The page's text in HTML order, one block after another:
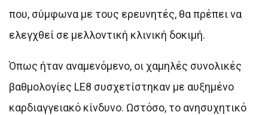
που, σύμφωνα με τους ερευνητές, θα πρέπει να
ελεγχθεί σε μελλοντική κλινική δοκιμή.
Όπως ήταν αναμενόμενο, οι χαμηλές συνολικές
βαθμολογίες LE8 συσχετίστηκαν με αυξημένο
καρδιαγγειακό κίνδυνο. Ωστόσο, το ανησυχητικό